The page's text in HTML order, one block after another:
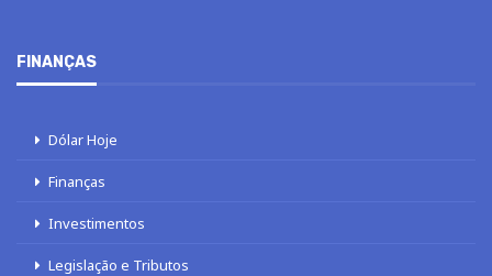
FINANÇAS
Dólar Hoje
Finanças
Investimentos
Legislação e Tributos